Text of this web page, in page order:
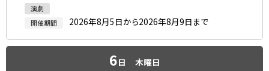
演劇
開催期間
2026年8月5日から2026年8月9日まで
6日 木曜日